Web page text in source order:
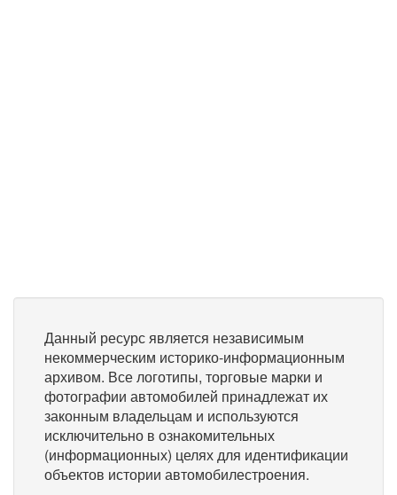
Данный ресурс является независимым
некоммерческим историко-информационным
архивом. Все логотипы, торговые марки и
фотографии автомобилей принадлежат их
законным владельцам и используются
исключительно в ознакомительных
(информационных) целях для идентификации
объектов истории автомобилестроения.